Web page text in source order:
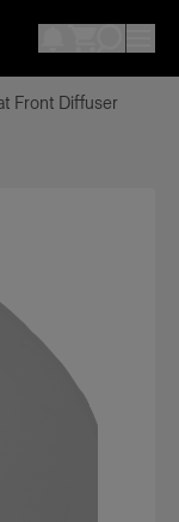
Front Diffuser